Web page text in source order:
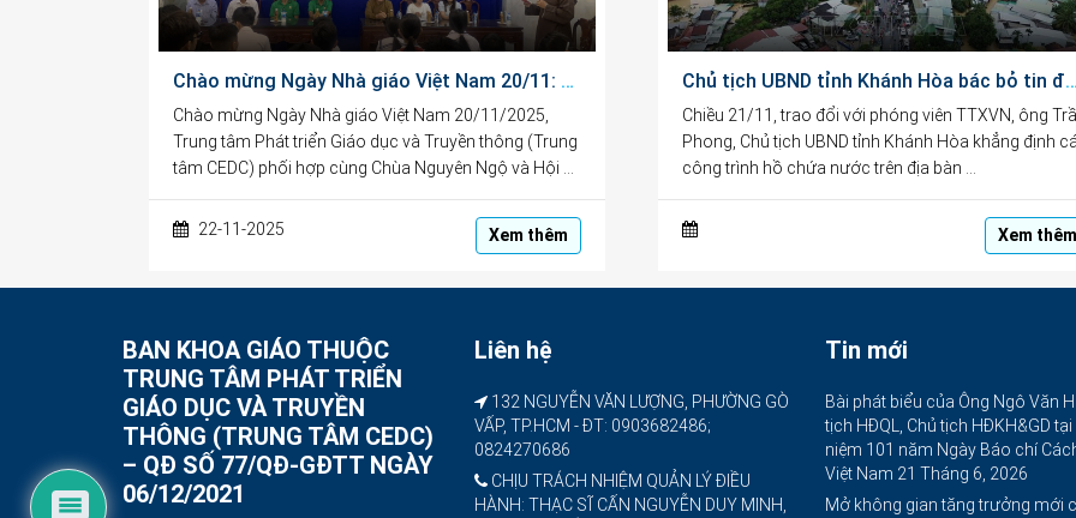
Chào mừng Ngày Nhà giáo Việt Nam 20/11: Trung tâm CEDC tặng quà học sinh vượt khó hiếu học
Chào mừng Ngày Nhà giáo Việt Nam 20/11/2025,
Trung tâm Phát triển Giáo dục và Truyền thông (Trung
tâm CEDC) phối hợp cùng Chùa Nguyên Ngộ và Hội …
22-11-2025 Xem thêm
Chủ tịch UBND tỉnh Khánh Hòa bác bỏ
Chiều 21/11, trao đổi với phóng viên TTXVN, ông
Phong, Chủ tịch UBND tỉnh Khánh Hòa khẳng định
công trình hồ chứa nước trên địa bàn …
Xem thêm
BAN KHOA GIÁO THUỘC
TRUNG TÂM PHÁT TRIỂN
GIÁO DỤC VÀ TRUYỀN
THÔNG (TRUNG TÂM CEDC)
– QĐ SỐ 77/QĐ-GĐTT NGÀY
06/12/2021
Liên hệ
132 NGUYỄN VĂN LƯỢNG, PHƯỜNG GÒ
VẤP, TP.HCM - ĐT: 0903682486;
0824270686
CHỊU TRÁCH NHIỆM QUẢN LÝ ĐIỀU
HÀNH: THẠC SĨ CẤN NGUYỄN DUY MINH,
Tin mới
Bài phát biểu của Ông Ngô Văn
tịch HĐQL, Chủ tịch HĐKH&GD tại
niệm 101 năm Ngày Báo chí
Việt Nam 21 Tháng 6, 2026
Mở không gian tăng trưởng mới